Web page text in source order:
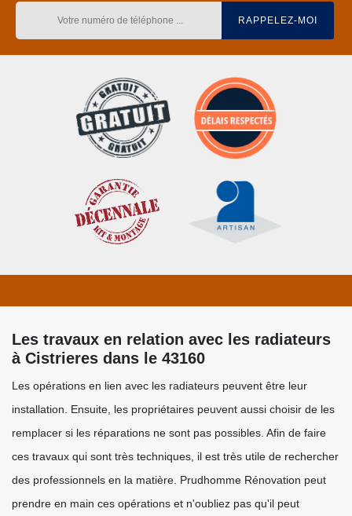
Les travaux en relation avec les radiateurs
à Cistrieres dans le 43160
Les opérations en lien avec les radiateurs peuvent être leur
installation. Ensuite, les propriétaires peuvent aussi choisir de les
remplacer si les réparations ne sont pas possibles. Afin de faire
ces travaux qui sont très techniques, il est très utile de rechercher
des professionnels en la matière. Prudhomme Rénovation peut
prendre en main ces opérations et n'oubliez pas qu'il peut